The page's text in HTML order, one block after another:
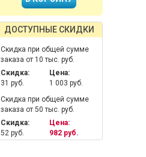
ДОСТУПНЫЕ СКИДКИ
Скидка при общей сумме
заказа от 10 тыс. руб.
Скидка:
31 руб.
Цена:
1 003 руб.
Скидка при общей сумме
заказа от 50 тыс. руб.
Скидка:
52 руб.
Цена:
982 руб.